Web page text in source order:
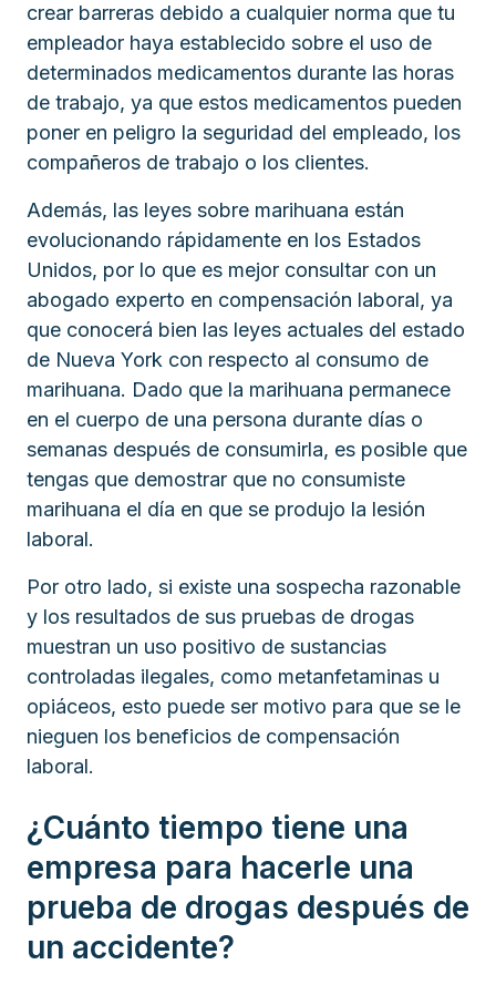
crear barreras debido a cualquier norma que tu
empleador haya establecido sobre el uso de
determinados medicamentos durante las horas
de trabajo, ya que estos medicamentos pueden
poner en peligro la seguridad del empleado, los
compañeros de trabajo o los clientes.
Además, las leyes sobre marihuana están
evolucionando rápidamente en los Estados
Unidos, por lo que es mejor consultar con un
abogado experto en compensación laboral, ya
que conocerá bien las leyes actuales del estado
de Nueva York con respecto al consumo de
marihuana. Dado que la marihuana permanece
en el cuerpo de una persona durante días o
semanas después de consumirla, es posible que
tengas que demostrar que no consumiste
marihuana el día en que se produjo la lesión
laboral.
Por otro lado, si existe una sospecha razonable
y los resultados de sus pruebas de drogas
muestran un uso positivo de sustancias
controladas ilegales, como metanfetaminas u
opiáceos, esto puede ser motivo para que se le
nieguen los beneficios de compensación
laboral.
¿Cuánto tiempo tiene una
empresa para hacerle una
prueba de drogas después de
un accidente?